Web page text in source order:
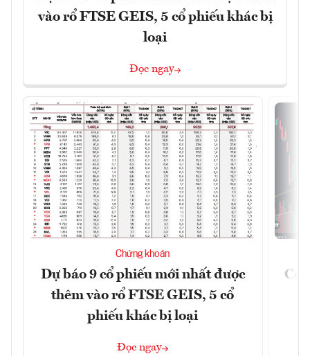
vào rổ FTSE GEIS, 5 cổ phiếu khác bị
loại
Đọc ngay
Chứng khoán
Dự báo 9 cổ phiếu mới nhất được
thêm vào rổ FTSE GEIS, 5 cổ
phiếu khác bị loại
Đọc ngay
Có